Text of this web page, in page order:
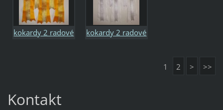
kokardy 2 radové
kokardy 2 radové
1 2 > >>
Kontakt